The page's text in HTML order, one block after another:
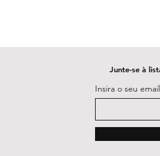
Junte-se à
Insira o seu